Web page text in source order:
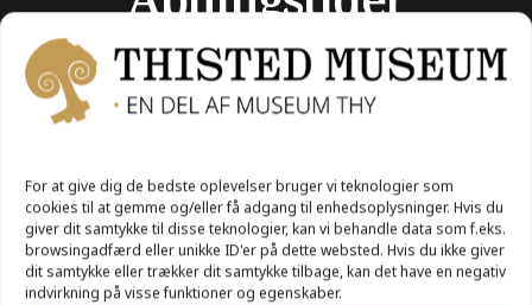
For at give dig de bedste oplevelser bruger vi teknologier som
cookies til at gemme og/eller få adgang til enhedsoplysninger. Hvis du
giver dit samtykke til disse teknologier, kan vi behandle data som f.eks.
browsingadfærd eller unikke ID'er på dette websted. Hvis du ikke giver
dit samtykke eller trækker dit samtykke tilbage, kan det have en negativ
indvirkning på visse funktioner og egenskaber.
Mandag 3. august 11:00 - 16:00